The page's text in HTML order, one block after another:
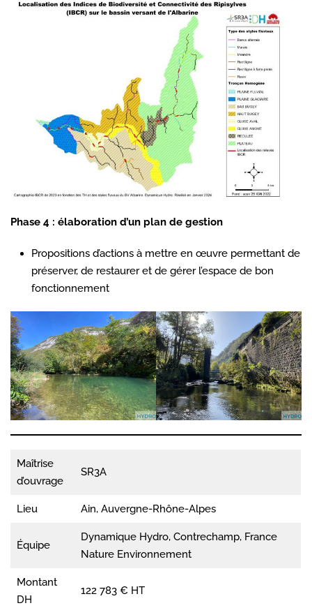
Phase 4 : élaboration d’un plan de gestion
Propositions d’actions à mettre en œuvre permettant de
préserver, de restaurer et de gérer l’espace de bon
fonctionnement
Maîtrise
d’ouvrage
SR3A
Lieu Ain, Auvergne-Rhône-Alpes
Équipe
Dynamique Hydro, Contrechamp, France
Nature Environnement
Montant
DH
122 783 € HT